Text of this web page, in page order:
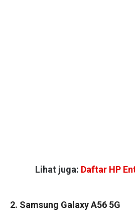
Lihat juga: Daftar HP
2. Samsung Galaxy A56 5G